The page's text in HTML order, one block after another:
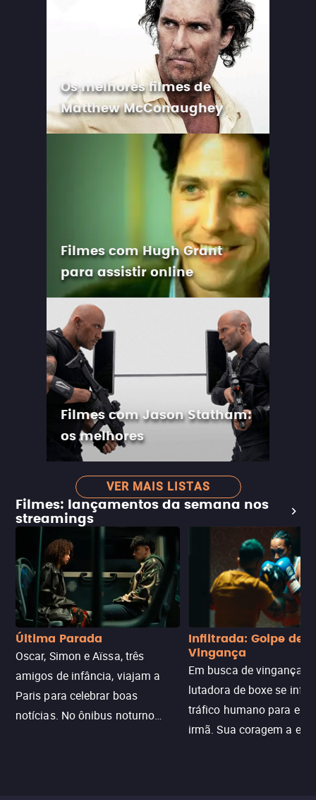
Os melhores filmes de
Matthew McConaughey
Filmes com Hugh Grant
para assistir online
Filmes com Jason Statham:
os melhores
VER MAIS LISTAS
Filmes: lançamentos da semana nos
streamings
Última Parada
Oscar, Simon e Aïssa, três
amigos de infância, viajam a
Paris para celebrar boas
notícias. No ônibus noturno
Infiltrada: Golpe de
Vingança
Em busca de vingança,
lutadora de boxe se
tráfico humano para
irmã. Sua coragem a